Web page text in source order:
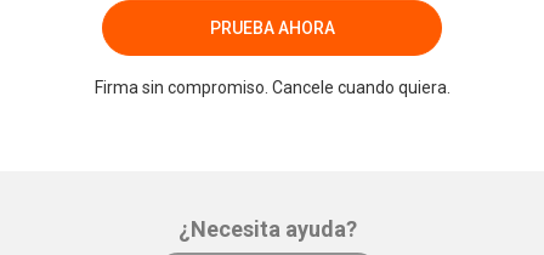
PRUEBA AHORA
Firma sin compromiso. Cancele cuando quiera.
¿Necesita ayuda?